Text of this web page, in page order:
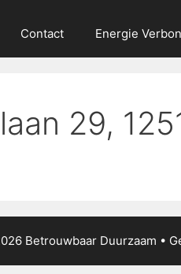
Contact Energie
29,
Betrouwbaar Duurzaam •